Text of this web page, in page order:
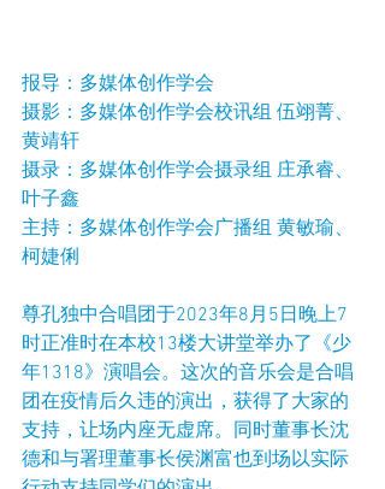
报导：多媒体创作学会
摄影：多媒体创作学会校讯组 伍翊菁、
黄靖轩
摄录：多媒体创作学会摄录组 庄承睿、
叶子鑫
主持：多媒体创作学会广播组 黄敏瑜、
柯婕俐
尊孔独中合唱团于2023年8月5日晚上7
时正准时在本校13楼大讲堂举办了《少
年1318》演唱会。这次的音乐会是合唱
团在疫情后久违的演出，获得了大家的
支持，让场内座无虚席。同时董事长沈
德和与署理董事长侯渊富也到场以实际